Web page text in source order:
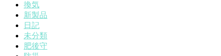
換気
新製品
日記
未分類
肥後守